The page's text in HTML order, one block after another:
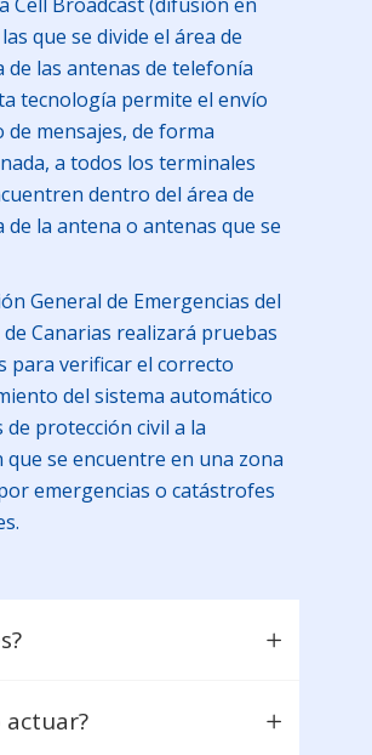
que se divide el área de
de las antenas de telefonía
tecnología permite el envío
de mensajes, de forma
a todos los terminales
dentro del área de
la antena o antenas que se
General de Emergencias del
Canarias realizará pruebas
para verificar el correcto
del sistema automático
de protección civil a la
que se encuentre en una zona
emergencias o catástrofes
actuar?